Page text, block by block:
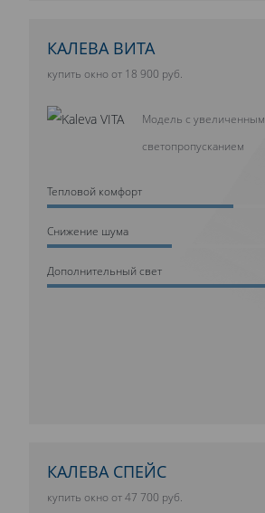
КАЛЕВА ВИТА
купить окно от 18 900 руб.
Модель с увеличенным
светопропусканием
Тепловой комфорт
Cнижение шума
Дополнительный свет
КАЛЕВА СПЕЙС
купить окно от 47 700 руб.